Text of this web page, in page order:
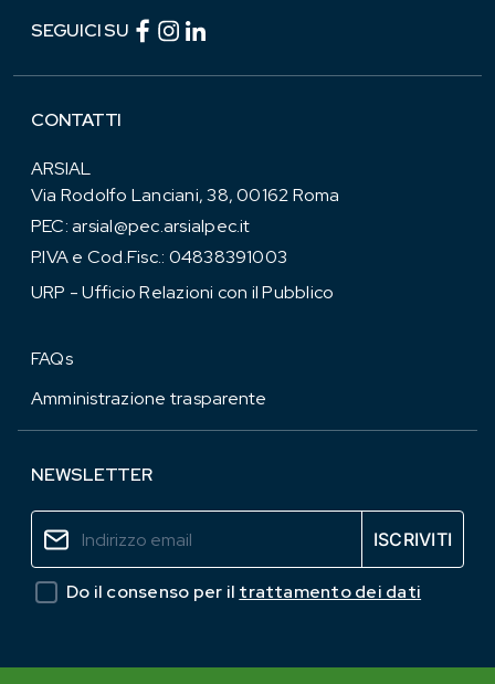
SEGUICI SU Facebook (link esterno)
Instagram (link esterno)
CONTATTI
ARSIAL
Via Rodolfo Lanciani, 38, 00162 Roma
PEC:arsial@pec.arsialpec.it
P.IVA e Cod.Fisc.: 04838391003
URP - Ufficio Relazioni con il Pubblico
FAQs
Amministrazione trasparente
NEWSLETTER
Do il consenso per il trattamento dei dati